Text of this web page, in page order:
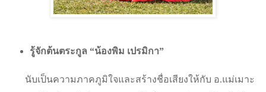
รู้จักต้นตระกูล “น้องพิม เปรมิกา”
นับเป็นความภาคภูมิใจและสร้างชื่อเสียงให้กับ อ.แม่เมาะ